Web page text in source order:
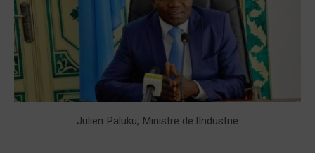
Julien Paluku, Ministre de lIndustrie